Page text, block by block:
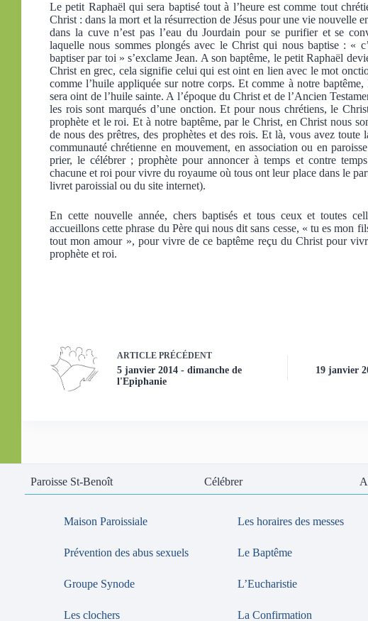
Le petit Raphaël qui sera baptisé tout à l’heure est comme tout
Christ : dans la mort et la résurrection de Jésus pour une vie nouvelle
dans la cuve n’est pas l’eau du Jourdain pour se purifier et se
laquelle nous sommes plongés avec le Christ qui nous baptise : «
baptiser par toi » s’exclame Jean. A son baptême, le petit Raphaël
Christ en grec, cela signifie celui qui est oint en lien avec le mot
comme l’huile appliquée sur notre corps. Et comme à notre baptême,
sera oint de l’huile sainte. A l’époque du Christ et de l’Ancien
les rois sont marqués d’une onction. Et pour nous chrétiens, le
prophète et le roi. Et à notre baptême, par le Christ, en Christ nous
de nous des prêtres, des prophètes et des rois. Et là, vous avez toute
communauté chrétienne en mouvement, en association ou en
prier, le célébrer ; prophète pour annoncer à temps et contre
chacune et roi pour vivre du royaume où tous ont leur place dans le
livret paroissial ou du site internet).
En cette nouvelle année, chers baptisés et tous ceux et toutes
accueillons cette phrase du Père qui nous dit sans cesse, « tu es mon
tout mon amour », pour vivre de ce baptême reçu du Christ pour
prophète et roi.
ARTICLE PRÉCÉDENT
5 janvier 2014 - dimanche de
l'Epiphanie
19 janvier
Paroisse St-Benoît
Maison Paroissiale
Prévention des abus sexuels
Groupe Synode
Les clochers
Célébrer
Les horaires des messes
Le Baptême
L’Eucharistie
La Confirmation